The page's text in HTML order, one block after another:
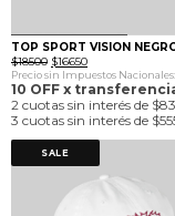
0 1
TOP SPORT VISION
$18500 El
precio
original
era:
$18500.
$16650El
precio
actual
es:
$16650.
Precio sin Impuestos Nacionales:
10 OFF x
2 cuotas sin interés de
3 cuotas sin interés de
SALE